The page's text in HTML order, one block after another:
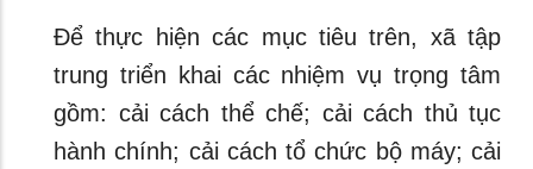
Để thực hiện các mục tiêu trên, xã tập
trung triển khai các nhiệm vụ trọng tâm
gồm: cải cách thể chế; cải cách thủ tục
hành chính; cải cách tổ chức bộ máy; cải